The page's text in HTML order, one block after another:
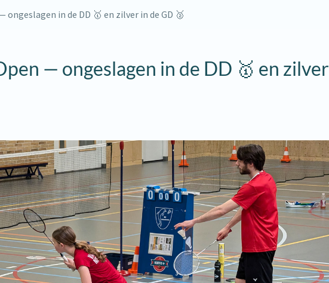
ongeslagen in de DD 🥇 en zilver in de GD 🥈
— ongeslagen in de DD 🥇 en zilver